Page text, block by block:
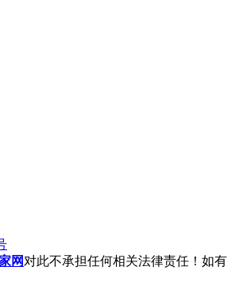
网对此不承担任何相关法律责任！如有